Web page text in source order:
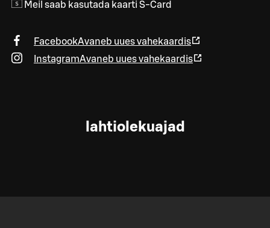
Meil saab kasutada kaarti S-Card
FacebookAvaneb uues vahekaardis
InstagramAvaneb uues vahekaardis
lahtiolekuajad